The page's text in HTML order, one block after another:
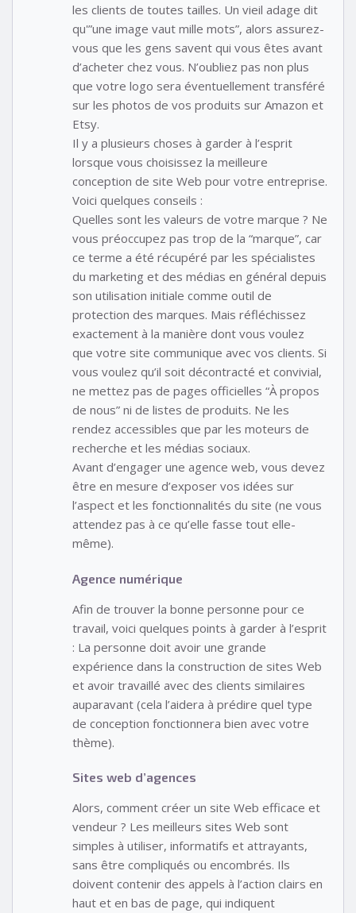
les clients de toutes tailles. Un vieil adage dit
qu'”une image vaut mille mots”, alors assurez-
vous que les gens savent qui vous êtes avant
d’acheter chez vous. N’oubliez pas non plus
que votre logo sera éventuellement transféré
sur les photos de vos produits sur Amazon et
Etsy.
Il y a plusieurs choses à garder à l’esprit
lorsque vous choisissez la meilleure
conception de site Web pour votre entreprise.
Voici quelques conseils :
Quelles sont les valeurs de votre marque ? Ne
vous préoccupez pas trop de la “marque”, car
ce terme a été récupéré par les spécialistes
du marketing et des médias en général depuis
son utilisation initiale comme outil de
protection des marques. Mais réfléchissez
exactement à la manière dont vous voulez
que votre site communique avec vos clients. Si
vous voulez qu’il soit décontracté et convivial,
ne mettez pas de pages officielles “À propos
de nous” ni de listes de produits. Ne les
rendez accessibles que par les moteurs de
recherche et les médias sociaux.
Avant d’engager une agence web, vous devez
être en mesure d’exposer vos idées sur
l’aspect et les fonctionnalités du site (ne vous
attendez pas à ce qu’elle fasse tout elle-
même).
Agence numérique
Afin de trouver la bonne personne pour ce
travail, voici quelques points à garder à l’esprit
: La personne doit avoir une grande
expérience dans la construction de sites Web
et avoir travaillé avec des clients similaires
auparavant (cela l’aidera à prédire quel type
de conception fonctionnera bien avec votre
thème).
Sites web d’agences
Alors, comment créer un site Web efficace et
vendeur ? Les meilleurs sites Web sont
simples à utiliser, informatifs et attrayants,
sans être compliqués ou encombrés. Ils
doivent contenir des appels à l’action clairs en
haut et en bas de page, qui indiquent